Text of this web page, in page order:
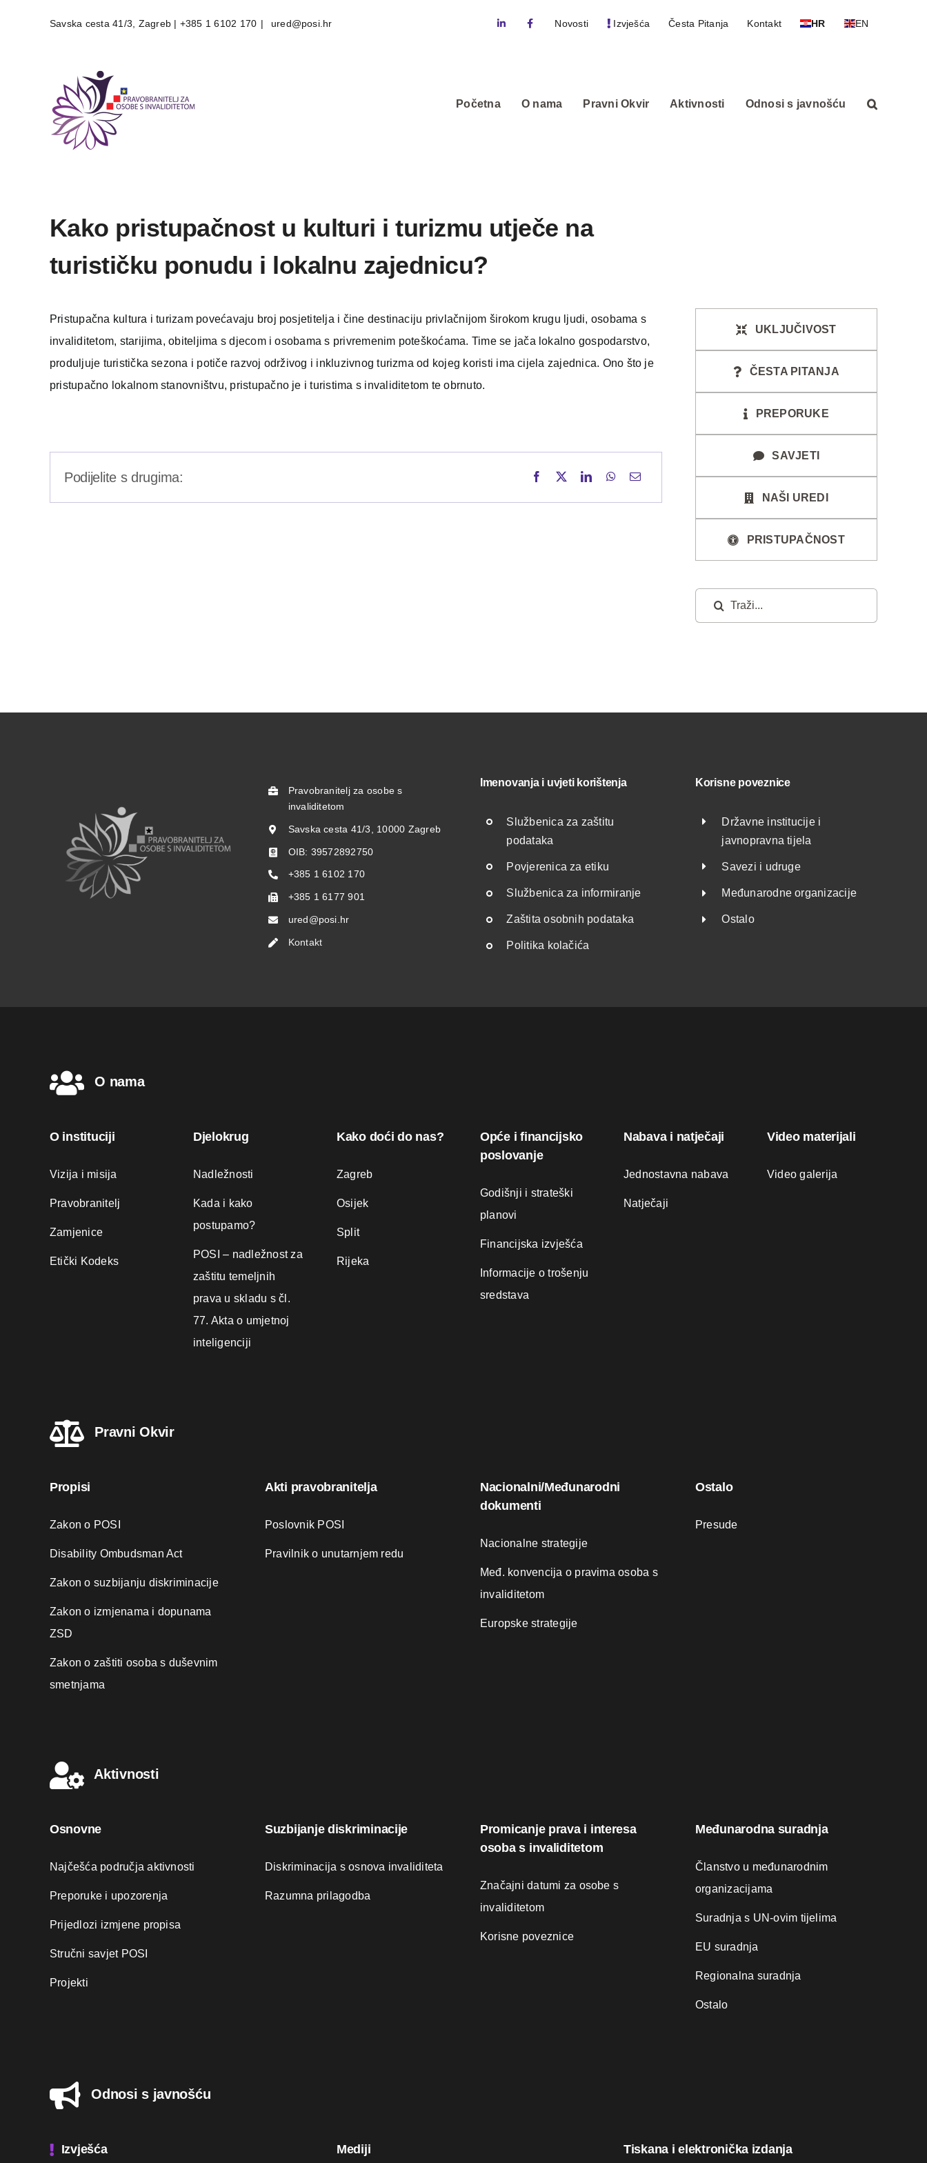
Savska cesta 41/3, Zagreb | +385 1 6102 170 | ured@posi.hr Novosti Izvješća Česta Pitanja Kontakt HR EN
Početna O nama Pravni Okvir Aktivnosti Odnosi s javnošću
Kako pristupačnost u kulturi i turizmu utječe na
turističku ponudu i lokalnu zajednicu?
Pristupačna kultura i turizam povećavaju broj posjetitelja i čine destinaciju privlačnijom širokom krugu ljudi, osobama s
invaliditetom, starijima, obiteljima s djecom i osobama s privremenim poteškoćama. Time se jača lokalno gospodarstvo,
produljuje turistička sezona i potiče razvoj održivog i inkluzivnog turizma od kojeg koristi ima cijela zajednica. Ono što je
pristupačno lokalnom stanovništvu, pristupačno je i turistima s invaliditetom te obrnuto.
Podijelite s drugima:
UKLJUČIVOST
ČESTA PITANJA
PREPORUKE
SAVJETI
NAŠI UREDI
PRISTUPAČNOST
Traži...
Pravobranitelj za osobe s
invaliditetom
Savska cesta 41/3, 10000 Zagreb
OIB: 39572892750
+385 1 6102 170
+385 1 6177 901
ured@posi.hr
Kontakt
Imenovanja i uvjeti korištenja
Službenica za zaštitu
podataka
Povjerenica za etiku
Službenica za informiranje
Zaštita osobnih podataka
Politika kolačića
Korisne poveznice
Državne institucije i
javnopravna tijela
Savezi i udruge
Međunarodne organizacije
Ostalo
O nama
O instituciji
Vizija i misija
Pravobranitelj
Zamjenice
Etički Kodeks
Djelokrug
Nadležnosti
Kada i kako
postupamo?
POSI – nadležnost za
zaštitu temeljnih
prava u skladu s čl.
77. Akta o umjetnoj
inteligenciji
Kako doći do nas?
Zagreb
Osijek
Split
Rijeka
Opće i financijsko
poslovanje
Godišnji i strateški
planovi
Financijska izvješća
Informacije o trošenju
sredstava
Nabava i natječaji
Jednostavna nabava
Natječaji
Video materijali
Video galerija
Pravni Okvir
Propisi
Zakon o POSI
Disability Ombudsman Act
Zakon o suzbijanju diskriminacije
Zakon o izmjenama i dopunama
ZSD
Zakon o zaštiti osoba s duševnim
smetnjama
Akti pravobranitelja
Poslovnik POSI
Pravilnik o unutarnjem redu
Nacionalni/Međunarodni
dokumenti
Nacionalne strategije
Međ. konvencija o pravima osoba s
invaliditetom
Europske strategije
Ostalo
Presude
Aktivnosti
Osnovne
Najčešća područja aktivnosti
Preporuke i upozorenja
Prijedlozi izmjene propisa
Stručni savjet POSI
Projekti
Suzbijanje diskriminacije
Diskriminacija s osnova invaliditeta
Razumna prilagodba
Promicanje prava i interesa
osoba s invaliditetom
Značajni datumi za osobe s
invaliditetom
Korisne poveznice
Međunarodna suradnja
Članstvo u međunarodnim
organizacijama
Suradnja s UN-ovim tijelima
EU suradnja
Regionalna suradnja
Ostalo
Odnosi s javnošću
Izvješća Mediji Tiskana i elektronička izdanja